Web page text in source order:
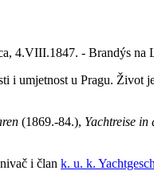
4.VIII.1847. - Brandýs na
umjetnost u Pragu. Život
(1869.-84.), Yachtreise in
i član k. u. k.